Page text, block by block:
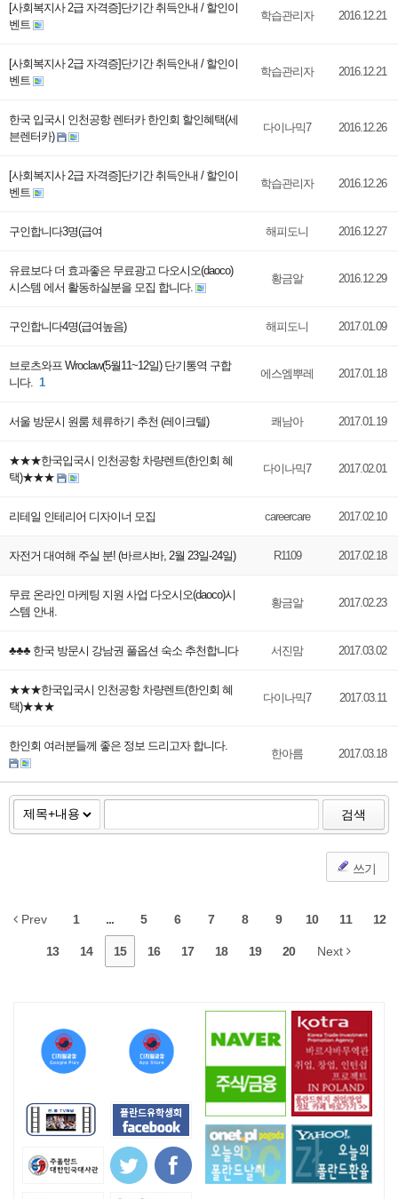
[사회복지사 2급 자격증]단기간 취득안내 / 할인이
벤트
학습관리자 2016.12.21
[사회복지사 2급 자격증]단기간 취득안내 / 할인이
벤트
학습관리자 2016.12.21
한국 입국시 인천공항 렌터카 한인회 할인혜택(세
븐렌터카)
다이나믹7 2016.12.26
[사회복지사 2급 자격증]단기간 취득안내 / 할인이
벤트
학습관리자 2016.12.26
구인합니다3명(급여 해피도니 2016.12.27
유료보다 더 효과좋은 무료광고 다오시오(daoco)
시스템 에서 활동하실분을 모집 합니다.
황금알 2016.12.29
구인합니다4명(급여높음) 해피도니 2017.01.09
브로츠와프 Wroclaw(5월11~12일) 단기통역 구합
니다. 1
에스엠뿌레 2017.01.18
서울 방문시 원룸 체류하기 추천 (레이크텔) 쾌남아 2017.01.19
★★★한국입국시 인천공항 차량렌트(한인회 혜
택)★★★
다이나믹7 2017.02.01
리테일 인테리어 디자이너 모집 careercare 2017.02.10
자전거 대여해 주실 분! (바르샤바, 2월 23일-24일) R1109 2017.02.18
무료 온라인 마케팅 지원 사업 다오시오(daoco)시
스템 안내.
황금알 2017.02.23
♣♣♣ 한국 방문시 강남권 풀옵션 숙소 추천합니다 서진맘 2017.03.02
★★★한국입국시 인천공항 차량렌트(한인회 혜
택)★★★
다이나믹7 2017.03.11
한인회 여러분들께 좋은 정보 드리고자 합니다.
한아름 2017.03.18
검색
쓰기
Prev 1 ... 5 6 7 8 9 10 11 12
13 14 15 16 17 18 19 20 Next